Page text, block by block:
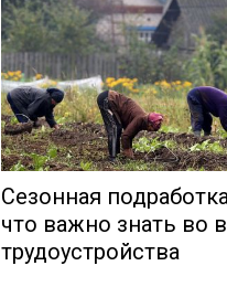
Сезонная
что важно знать во
трудоустройства